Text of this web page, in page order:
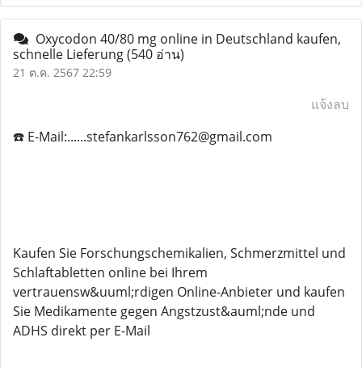
Oxycodon 40/80 mg online in Deutschland kaufen,
schnelle Lieferung(540 อ่าน)
21 ต.ค. 2567 22:59
แจ้งลบ
☎️ E-Mail:......stefankarlsson762@gmail.com
Kaufen Sie Forschungschemikalien, Schmerzmittel und
Schlaftabletten online bei Ihrem
vertrauensw&uuml;rdigen Online-Anbieter und kaufen
Sie Medikamente gegen Angstzust&auml;nde und
ADHS direkt per E-Mail